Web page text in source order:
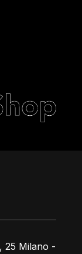
25 Milano -